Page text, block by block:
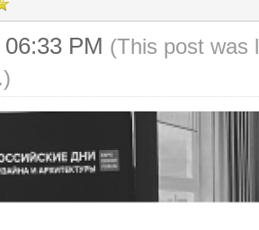
PM (This post was
.)